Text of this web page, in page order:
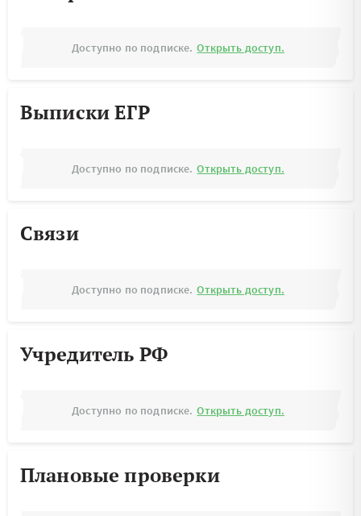
Доступно по подписке. Открыть доступ.
Выписки ЕГР
Доступно по подписке. Открыть доступ.
Связи
Доступно по подписке. Открыть доступ.
Учредитель РФ
Доступно по подписке. Открыть доступ.
Плановые проверки